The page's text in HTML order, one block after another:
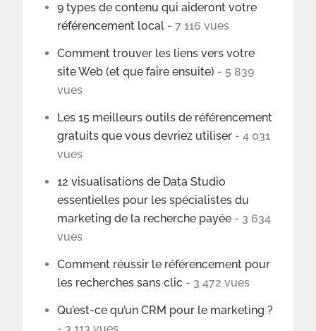
9 types de contenu qui aideront votre
référencement local - 7 116 vues
Comment trouver les liens vers votre
site Web (et que faire ensuite) - 5 839
vues
Les 15 meilleurs outils de référencement
gratuits que vous devriez utiliser - 4 031
vues
12 visualisations de Data Studio
essentielles pour les spécialistes du
marketing de la recherche payée - 3 634
vues
Comment réussir le référencement pour
les recherches sans clic - 3 472 vues
Qu’est-ce qu’un CRM pour le marketing ?